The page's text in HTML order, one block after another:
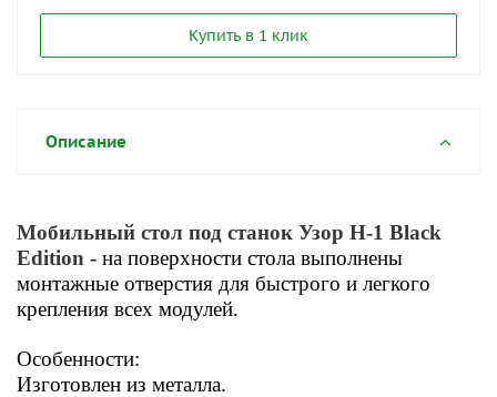
Купить в 1 клик
Описание
Мобильный стол под станок Узор Н-1 Black
Edition - на поверхности стола выполнены
монтажные отверстия для быстрого и легкого
крепления всех модулей.
Особенности:
Изготовлен из металла.